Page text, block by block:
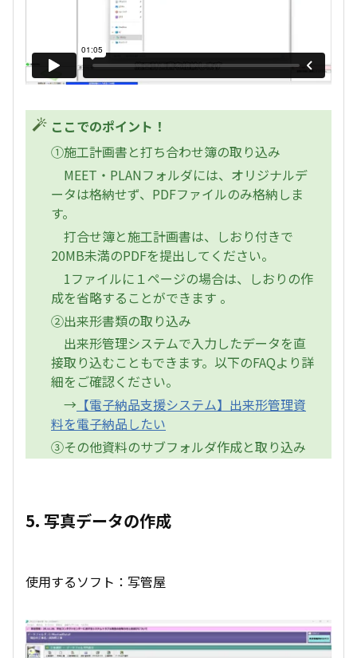
ここでのポイント！
①施工計画書と打ち合わせ簿の取り込み
MEET・PLANフォルダには、オリジナルデ
ータは格納せず、PDFファイルのみ格納しま
す。
打合せ簿と施工計画書は、しおり付きで
20MB未満のPDFを提出してください。
1ファイルに１ページの場合は、しおりの作
成を省略することができます 。
②出来形書類の取り込み
出来形管理システムで入力したデータを直
接取り込むこともできます。以下のFAQより詳
細をご確認ください。
→ 【電子納品支援システム】出来形管理資
料を電子納品したい
③その他資料のサブフォルダ作成と取り込み
5. 写真データの作成
使用するソフト：写管屋